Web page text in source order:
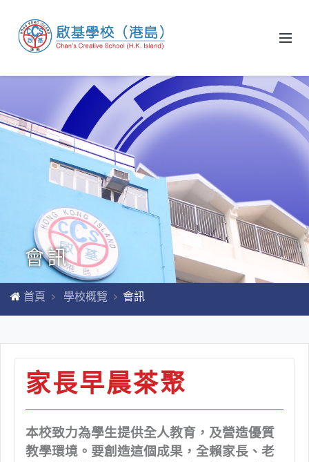
會訊
首頁 學校概覽 會訊
家長早晨茶聚
本校致力為學生提供全人教育，及營造優質
教學環境。要創造這個成果，全賴家長、老